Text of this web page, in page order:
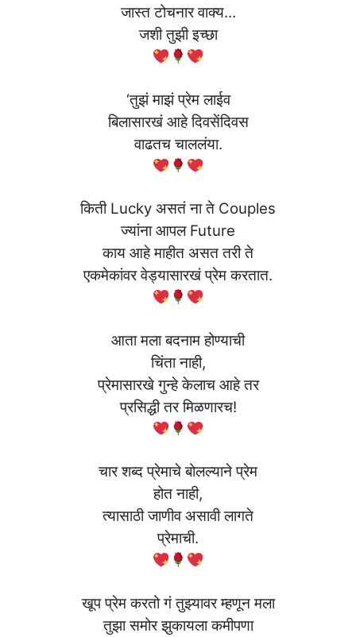
जास्त टोचनार वाक्य…
जशी तुझी इच्छा
‘तुझं माझं प्रेम लाईव
बिलासारखं आहे दिवसेंदिवस
वाढतच चाललंया.
किती Lucky असतं ना ते Couples
ज्यांना आपल Future
काय आहे माहीत असत तरी ते
एकमेकांवर वेड्यासारखं प्रेम करतात.
आता मला बदनाम होण्याची
चिंता नाही,
प्रेमासारखे गुन्हे केलाच आहे तर
प्रसिद्धी तर मिळणारच!
चार शब्द प्रेमाचे बोलल्याने प्रेम
होत नाही,
त्यासाठी जाणीव असावी लागते
प्रेमाची.
खूप प्रेम करतो गं तुझ्यावर म्हणून मला
तुझा समोर झुकायला कमीपणा